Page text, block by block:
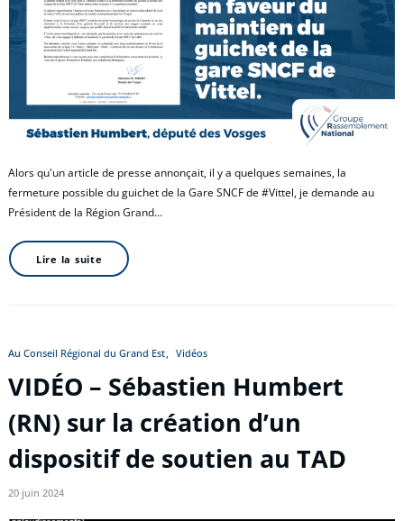
Alors qu'un article de presse annonçait, il y a quelques semaines, la
fermeture possible du guichet de la Gare SNCF de #Vittel, je demande au
Président de la Région Grand…
Lire la suite
Au Conseil Régional du Grand Est Vidéos
VIDÉO – Sébastien Humbert
(RN) sur la création d’un
dispositif de soutien au TAD
20 juin 2024